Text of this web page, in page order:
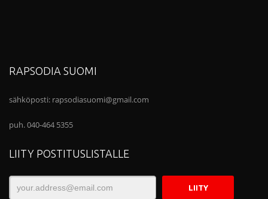
RAPSODIA SUOMI
sähköposti: rapsodiasuomi@gmail.com
puh. 040-464 5355
LIITY POSTITUSLISTALLE